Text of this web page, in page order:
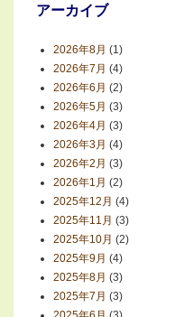
アーカイブ
2026年8月 (1)
2026年7月 (4)
2026年6月 (2)
2026年5月 (3)
2026年4月 (3)
2026年3月 (4)
2026年2月 (3)
2026年1月 (2)
2025年12月 (4)
2025年11月 (3)
2025年10月 (2)
2025年9月 (4)
2025年8月 (3)
2025年7月 (3)